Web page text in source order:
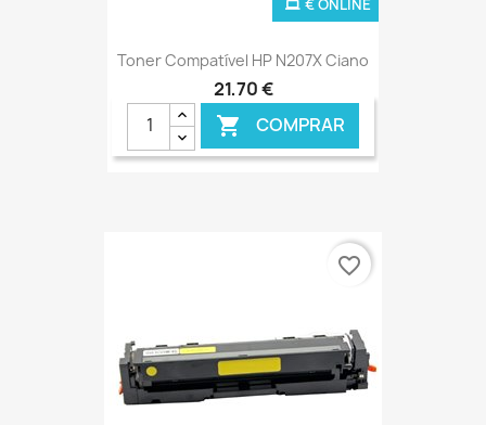
Toner Compatível HP N207X Ciano
21,70 €
 COMPRAR
€ ONLINE
favorite_border